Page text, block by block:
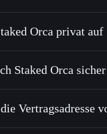
Solflare-Wallet
– handle XORCA
nutzen–
– übertrage XORCA,
Orca privat auf
Staked Orca
Staked Orca
Vertragsadresse